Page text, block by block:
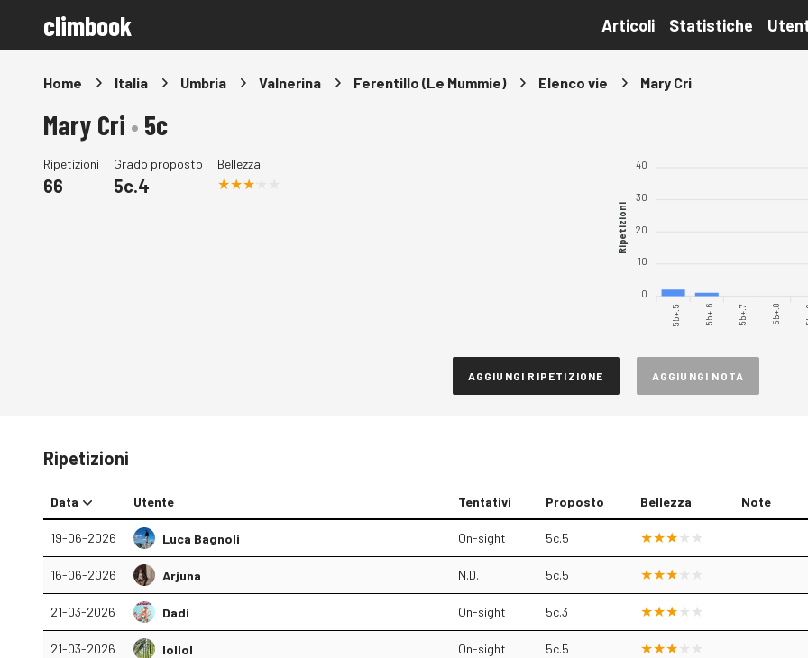
climbook Articoli Statistiche
Home Italia Umbria Valnerina Ferentillo (Le Mummie) Elenco vie Mary Cri
Mary Cri • 5c
Ripetizioni
66
Grado proposto
5c.4
Bellezza 40
30
20
10
0
Ripetizioni
5b+.5 5b+.6 5b+.7 5b+.8
AGGIUNGI RIPETIZIONE AGGIUNGI NOTA
Ripetizioni
Data Utente Tentativi Proposto Bellezza Note
19-06-2026 Luca Bagnoli On-sight 5c.5
16-06-2026 Arjuna N.D. 5c.5
21-03-2026 Dadi On-sight 5c.3
21-03-2026 lollol On-sight 5c.5